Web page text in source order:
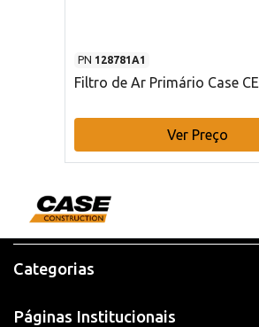
PN 128781A1
Filtro de Ar Primário Case CE
Ver Preço
Categorias
Páginas Institucionais